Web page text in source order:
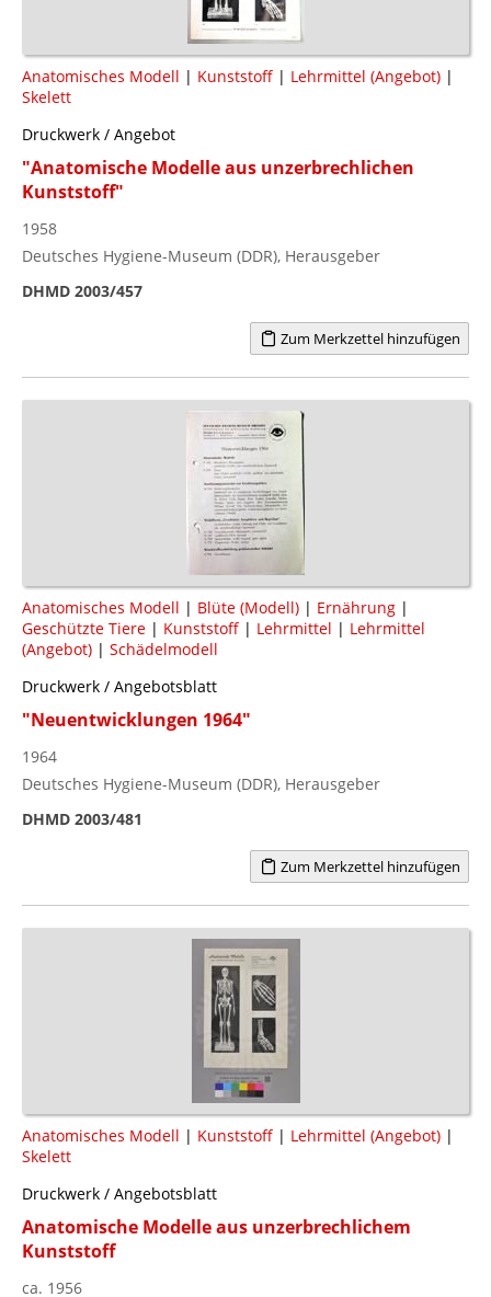
Anatomisches Modell | Kunststoff | Lehrmittel (Angebot) |
Skelett
Druckwerk / Angebot
"Anatomische Modelle aus unzerbrechlichen
Kunststoff"
1958
Deutsches Hygiene-Museum (DDR), Herausgeber
DHMD 2003/457
Zum Merkzettel hinzufügen
Anatomisches Modell | Blüte (Modell) | Ernährung |
Geschützte Tiere | Kunststoff | Lehrmittel | Lehrmittel
(Angebot) | Schädelmodell
Druckwerk / Angebotsblatt
"Neuentwicklungen 1964"
1964
Deutsches Hygiene-Museum (DDR), Herausgeber
DHMD 2003/481
Zum Merkzettel hinzufügen
Anatomisches Modell | Kunststoff | Lehrmittel (Angebot) |
Skelett
Druckwerk / Angebotsblatt
Anatomische Modelle aus unzerbrechlichem
Kunststoff
ca. 1956